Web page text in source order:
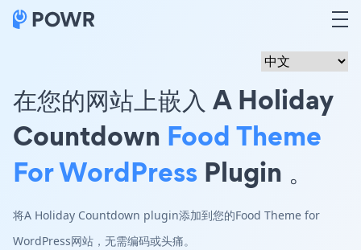
在您的网站上嵌入 A Holiday
Countdown Food Theme
For WordPress Plugin 。
将A Holiday Countdown plugin添加到您的Food Theme for
WordPress网站，无需编码或头痛。